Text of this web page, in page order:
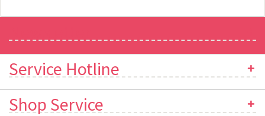
Service Hotline
Shop Service